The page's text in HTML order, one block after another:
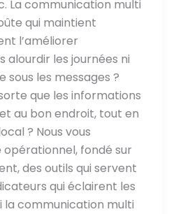
La communication multi
qui maintient
l’améliorer
les journées ni
sous les messages ?
que les informations
au bon endroit, tout en
? Nous vous
opérationnel, fondé sur
des outils qui servent
qui éclairent les
la communication multi